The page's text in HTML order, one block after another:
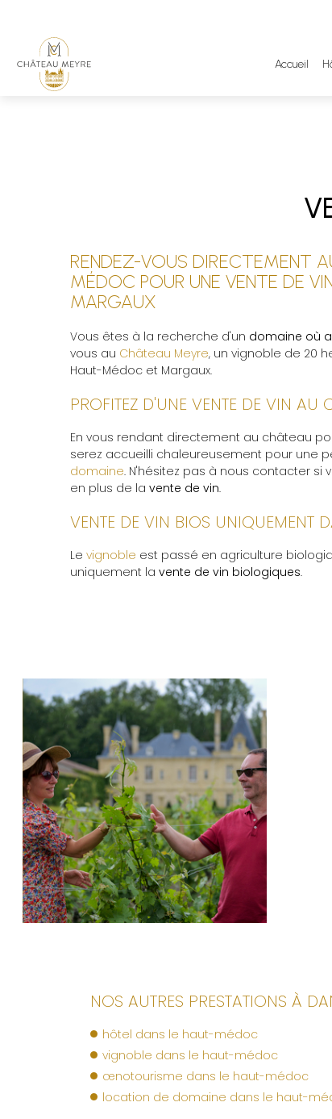
Accueil
RENDEZ-VOUS DIRECTEMENT
MÉDOC POUR UNE VENTE DE
MARGAUX
Vous êtes à la recherche d'un domaine où
vous au Château Meyre, un vignoble de 20
Haut-Médoc et Margaux.
PROFITEZ D'UNE VENTE DE VIN
En vous rendant directement au château
serez accueilli chaleureusement pour une
domaine. N'hésitez pas à nous contacter si
en plus de la vente de vin.
VENTE DE VIN BIOS UNIQUEMENT
Le vignoble est passé en agriculture
uniquement la vente de vin biologiques.
NOS AUTRES PRESTATIONS À
hôtel dans le haut-médoc
vignoble dans le haut-médoc
œnotourisme dans le haut-médoc
location de domaine dans le haut-